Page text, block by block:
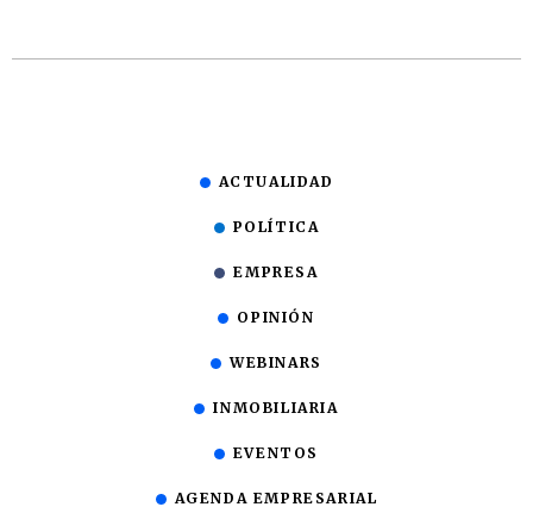
ACTUALIDAD
POLÍTICA
EMPRESA
OPINIÓN
WEBINARS
INMOBILIARIA
EVENTOS
AGENDA EMPRESARIAL